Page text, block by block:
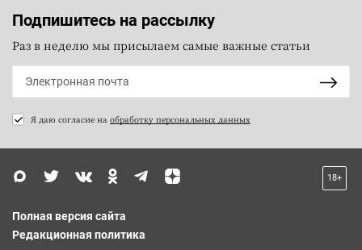
Подпишитесь на рассылку
Раз в неделю мы присылаем самые важные статьи
Я даю согласие на обработку персональных данных
18+
Полная версия сайта
Редакционная политика